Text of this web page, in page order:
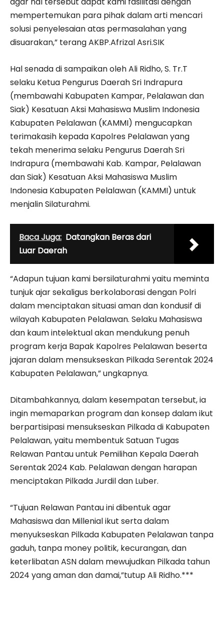
mempertemukan para pihak dalam arti mencari
solusi penyelesaian atas permasalahan yang
disuarakan,” terang AKBP.Afrizal Asri.SIK
Hal senada di sampaikan oleh Ali Ridho, S. Tr.T
selaku Ketua Pengurus Daerah Sri Indrapura
(membawahi Kabupaten Kampar, Pelalawan dan
Siak) Kesatuan Aksi Mahasiswa Muslim Indonesia
Kabupaten Pelalawan (KAMMI) mengucapkan
terimakasih kepada Kapolres Pelalawan yang
tekah menerima selaku Pengurus Daerah Sri
Indrapura (membawahi Kab. Kampar, Pelalawan
dan Siak) Kesatuan Aksi Mahasiswa Muslim
Indonesia Kabupaten Pelalawan (KAMMI) untuk
menjalin Silaturahmi.
Baca Juga: Datangkan Beras dari
Luar Daerah
“Adapun tujuan kami bersilaturahmi yaitu meminta
tunjuk ajar sekaligus berkolaborasi dengan Polri
dalam menciptakan situasi aman dan kondusif di
wilayah Kabupaten Pelalawan. Selaku Mahasiswa
dan kaum intelektual akan mendukung penuh
program kerja Bapak Kapolres Pelalawan beserta
jajaran dalam mensukseskan Pilkada Serentak 2024
Kabupaten Pelalawan,” ungkapnya.
Ditambahkannya, dalam kesempatan tersebut, ia
ingin memaparkan program dan konsep dalam ikut
berpartisipasi mensukseskan Pilkada di Kabupaten
Pelalawan, yaitu membentuk Satuan Tugas
Relawan Pantau untuk Pemilihan Kepala Daerah
Serentak 2024 Kab. Pelalawan dengan harapan
menciptakan Pilkada Jurdil dan Luber.
“Tujuan Relawan Pantau ini dibentuk agar
Mahasiswa dan Millenial ikut serta dalam
menyukseskan Pilkada Kabupaten Pelalawan tanpa
gaduh, tanpa money politik, kecurangan, dan
keterlibatan ASN dalam mewujudkan Pilkada tahun
2024 yang aman dan damai,”tutup Ali Ridho.***